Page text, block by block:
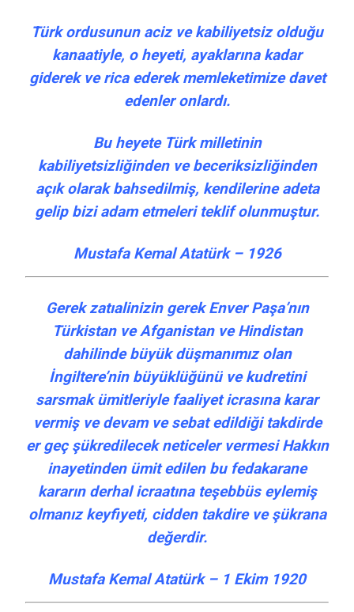
Türk ordusunun aciz ve kabiliyetsiz olduğu
kanaatiyle, o heyeti, ayaklarına kadar
giderek ve rica ederek memleketimize davet
edenler onlardı.
Bu heyete Türk milletinin
kabiliyetsizliğinden ve beceriksizliğinden
açık olarak bahsedilmiş, kendilerine adeta
gelip bizi adam etmeleri teklif olunmuştur.
Mustafa Kemal Atatürk – 1926
Gerek zatıalinizin gerek Enver Paşa’nın
Türkistan ve Afganistan ve Hindistan
dahilinde büyük düşmanımız olan
İngiltere’nin büyüklüğünü ve kudretini
sarsmak ümitleriyle faaliyet icrasına karar
vermiş ve devam ve sebat edildiği takdirde
er geç şükredilecek neticeler vermesi Hakkın
inayetinden ümit edilen bu fedakarane
kararın derhal icraatına teşebbüs eylemiş
olmanız keyfiyeti, cidden takdire ve şükrana
değerdir.
Mustafa Kemal Atatürk – 1 Ekim 1920